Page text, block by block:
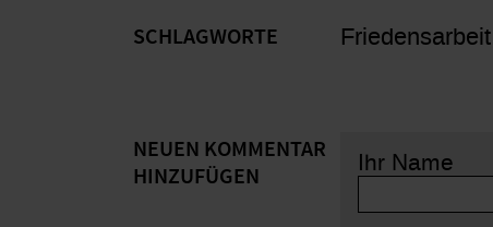
SCHLAGWORTE Friedensarbeit
NEUEN KOMMENTAR
HINZUFÜGEN
Ihr Name